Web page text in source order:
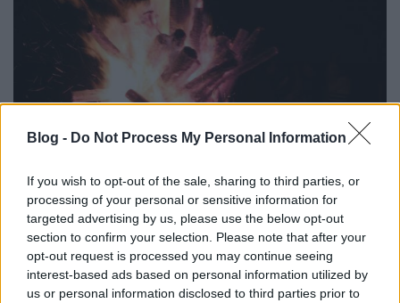
Blog - Do Not Process My Personal Information
If you wish to opt-out of the sale, sharing to third parties, or
processing of your personal or sensitive information for
targeted advertising by us, please use the below opt-out
section to confirm your selection. Please note that after your
opt-out request is processed you may continue seeing
interest-based ads based on personal information utilized by
us or personal information disclosed to third parties prior to
Varázslatos Szent Iván-éj. Szokások,
hiedelmek
nemzetikonyvtar•2026. június 24.